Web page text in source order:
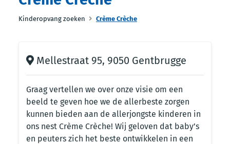
Kinderopvang zoeken Crème Crèche
Mellestraat 95, 9050 Gentbrugge
Graag vertellen we over onze visie om een
beeld te geven hoe we de allerbeste zorgen
kunnen bieden aan de allerjongste kinderen in
ons nest Crème Crèche! Wij geloven dat baby’s
en peuters zich het beste ontwikkelen in een